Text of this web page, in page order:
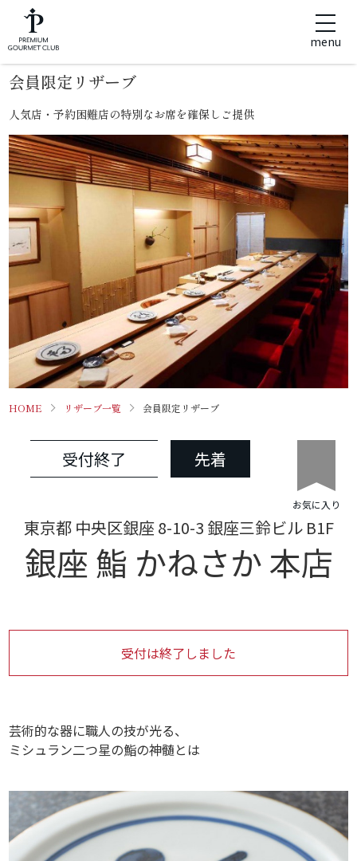
menu
会員限定リザーブ
人気店・予約困難店の特別なお席を確保しご提供
HOME リザーブ一覧 会員限定リザーブ
受付終了 先着
お気に入り
東京都 中央区銀座 8-10-3 銀座三鈴ビル B1F
銀座 鮨 かねさか 本店
受付は終了しました
芸術的な器に職人の技が光る、
ミシュラン二つ星の鮨の神髄とは